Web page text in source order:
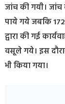
जांच की गयी। जांच
पाये गये जबकि
द्वारा की गई
वसूले गये। इस
भी किया गया।